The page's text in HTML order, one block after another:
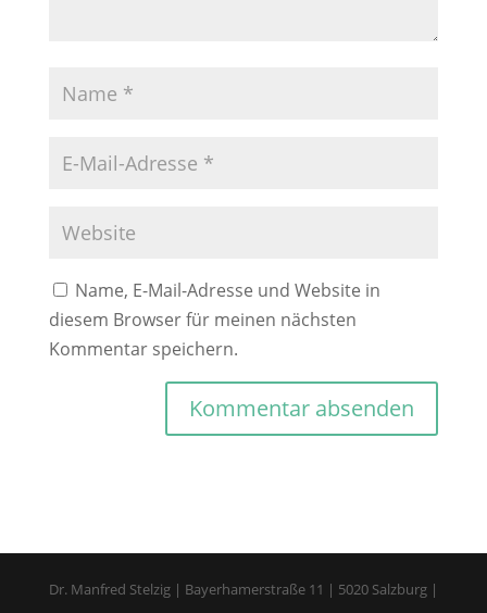
Name, E-Mail-Adresse und Website in
diesem Browser für meinen nächsten
Kommentar speichern.
Dr. Manfred Stelzig | Bayerhamerstraße 11 | 5020 Salzburg |